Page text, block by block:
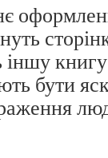
іншу
бути